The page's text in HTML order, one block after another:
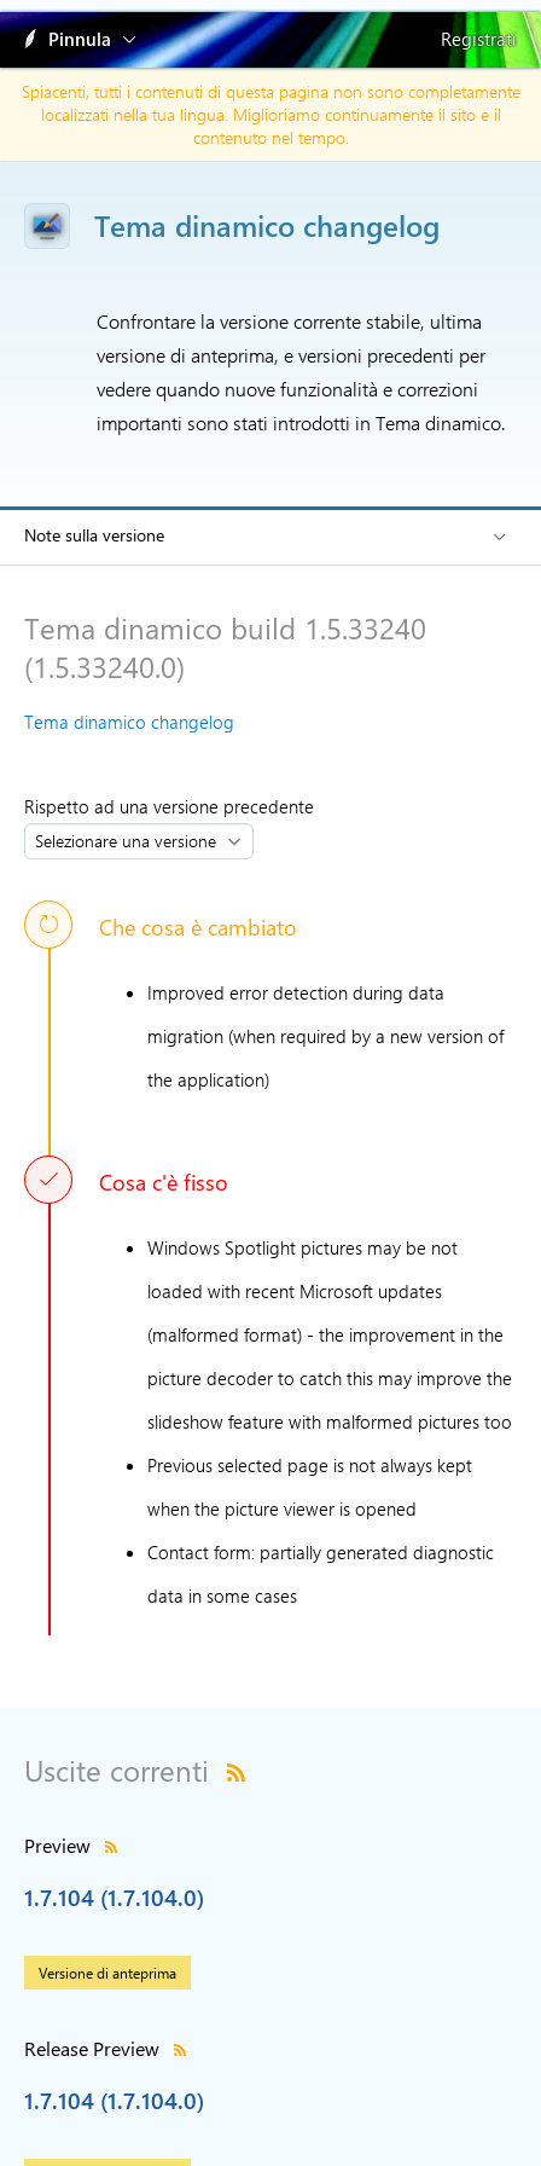
Pinnula Registrati
Spiacenti, tutti i contenuti di questa pagina non sono completamente
localizzati nella tua lingua. Miglioriamo continuamente il sito e il
contenuto nel tempo.
Tema dinamico changelog
Confrontare la versione corrente stabile, ultima
versione di anteprima, e versioni precedenti per
vedere quando nuove funzionalità e correzioni
importanti sono stati introdotti in Tema dinamico.
Note sulla versione
Tema dinamico build 1.5.33240
(1.5.33240.0)
Tema dinamico changelog
Rispetto ad una versione precedente
Che cosa è cambiato
Improved error detection during data
migration (when required by a new version of
the application)
Cosa c'è fisso
Windows Spotlight pictures may be not
loaded with recent Microsoft updates
(malformed format) - the improvement in the
picture decoder to catch this may improve the
slideshow feature with malformed pictures too
Previous selected page is not always kept
when the picture viewer is opened
Contact form: partially generated diagnostic
data in some cases
Uscite correnti
Preview
1.7.104 (1.7.104.0)
Versione di anteprima
Release Preview
1.7.104 (1.7.104.0)